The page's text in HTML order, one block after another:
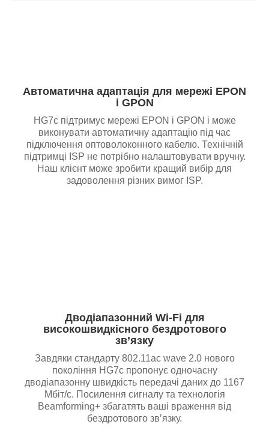
Автоматична адаптація для мережі EPON
і GPON
HG7c підтримує мережі EPON і GPON і може
виконувати автоматичну адаптацію під час
підключення оптоволоконного кабелю. Технічній
підтримці ISP не потрібно налаштовувати вручну.
Наш клієнт може зробити кращий вибір для
задоволення різних вимог ISP.
Дводіапазонний Wi-Fi для
високошвидкісного бездротового
зв’язку
Завдяки стандарту 802.11ac wave 2.0 нового
покоління HG7c пропонує одночасну
дводіапазонну швидкість передачі даних до 1167
Мбіт/с. Посилення сигналу та технологія
Beamforming+ збагатять ваші враження від
бездротового зв’язку.